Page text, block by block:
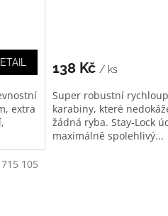
extra
138 Kč / ks
Super robustní
karabiny, které
žádná ryba. Stay-Lock
maximálně spolehlivý...
715 105